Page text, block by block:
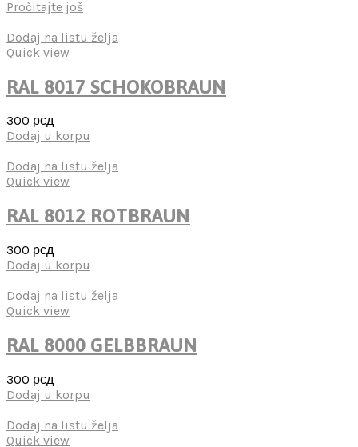
Pročitajte još
Dodaj na listu želja
Quick view
RAL 8017 SCHOKOBRAUN
300 рсд
Dodaj u korpu
Dodaj na listu želja
Quick view
RAL 8012 ROTBRAUN
300 рсд
Dodaj u korpu
Dodaj na listu želja
Quick view
RAL 8000 GELBBRAUN
300 рсд
Dodaj u korpu
Dodaj na listu želja
Quick view